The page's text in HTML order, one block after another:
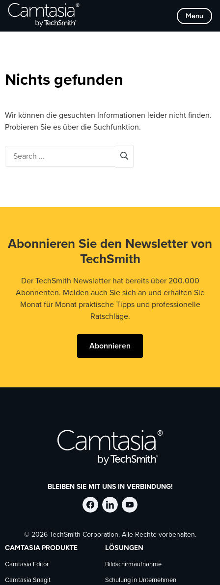
Direkt
zum
Menu
Browse Categories
Nichts gefunden
Wir können die gesuchten Informationen leider nicht finden.
Probieren Sie es über die Suchfunktion.
Abonnieren Sie den Newsletter von
TechSmith
Der TechSmith Newsletter hat bereits über 200.000
Abonnenten. Melden auch Sie sich an und erhalten Sie
Monat für Monat praktische Tipps und professionelle
Ratschläge.
Abonnieren
BLEIBEN SIE MIT UNS IN VERBINDUNG!
TechSmith
auf
Facebook
TechSmith
auf
LinkedIn
TechSmith
auf
YouTube
© 2026 TechSmith Corporation. Alle Rechte vorbehalten.
CAMTASIA PRODUKTE
Camtasia Editor
Camtasia Snagit
LÖSUNGEN
Bildschirmaufnahme
Schulung in Unternehmen